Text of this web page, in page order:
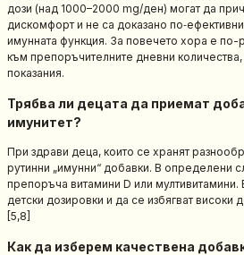
дози (над 1000–2000 mg/ден) могат да
дискомфорт и не са доказано
имунната функция. За повечето хора е
към препоръчителните дневни
показания.
Трябва ли децата да приемат
имунитет?
При здрави деца, които се хранят
рутинни „имунни“ добавки. В определени
препоръча витамини D или мултивитамини.
детски дозировки и да се избягват високи
[5,8]
Как да изберем качествена